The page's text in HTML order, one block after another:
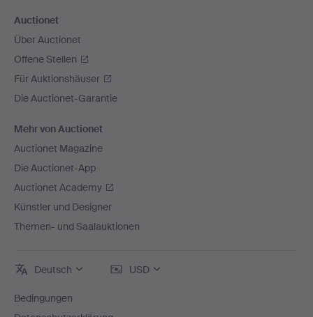
Auctionet
Über Auctionet
Offene Stellen
Für Auktionshäuser
Die Auctionet-Garantie
Mehr von Auctionet
Auctionet Magazine
Die Auctionet-App
Auctionet Academy
Künstler und Designer
Themen- und Saalauktionen
Deutsch USD
Bedingungen